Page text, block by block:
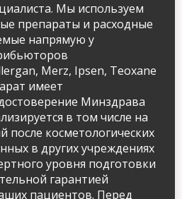
Мы используем
препараты и расходные
напрямую у
Merz, Ipsen, Teoxane
имеет
Минздрава
в том числе на
после косметологических
в других учреждениях
уровня подготовки
гарантией
пациентов. Перед